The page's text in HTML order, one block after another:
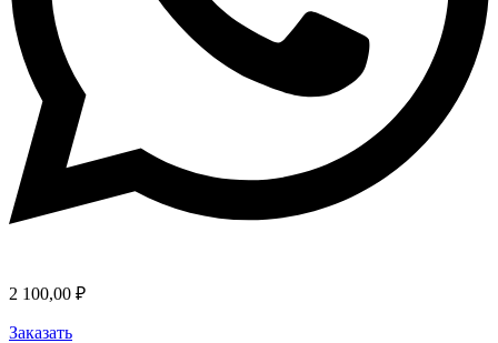
2 100,00 ₽
Заказать